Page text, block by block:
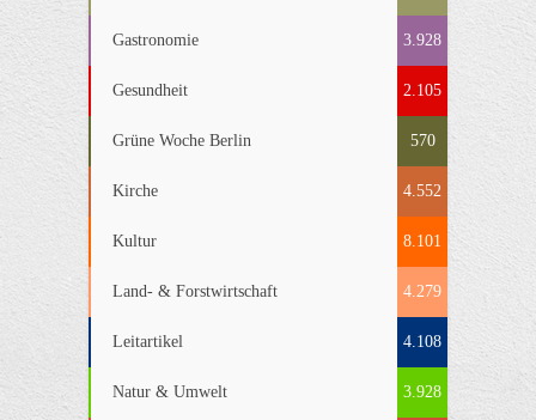
Gastronomie 3.928
Gesundheit 2.105
Grüne Woche Berlin 570
Kirche 4.552
Kultur 8.101
Land- & Forstwirtschaft 4.279
Leitartikel 4.108
Natur & Umwelt 3.928